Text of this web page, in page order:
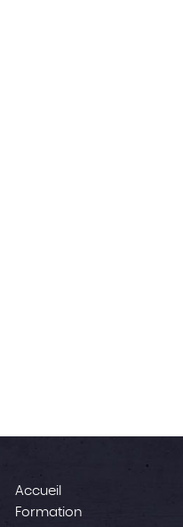
Accueil
Formation